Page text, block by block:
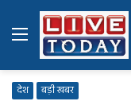
Menu
देश बड़ी खबर